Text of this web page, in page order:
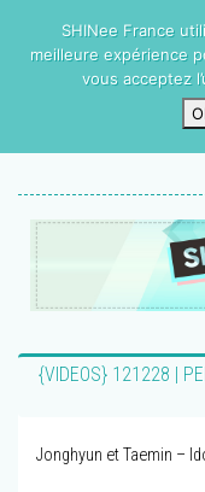
{VIDEOS} 121228 |
Jonghyun et Taemin –
SHINee France
meilleure expérience
vous acceptez